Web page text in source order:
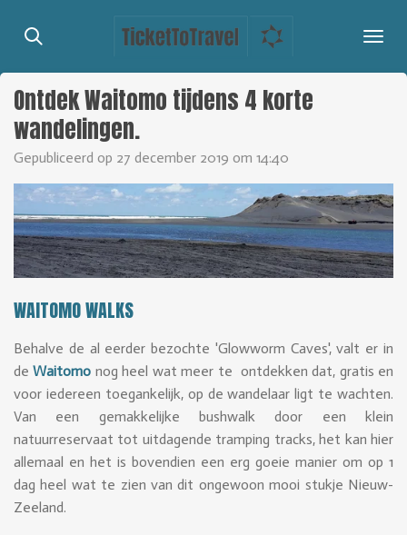
direct
de
hoofdinhoud
Ontdek Waitomo tijdens 4 korte
wandelingen.
Gepubliceerd op 27 december 2019 om 14:40
WAITOMO WALKS
Behalve de al eerder bezochte 'Glowworm Caves', valt er in
deWaitomo nog heel wat meer te ontdekken dat, gratis en
voor iedereen toegankelijk, op de wandelaar ligt te wachten.
Van een gemakkelijke bushwalk door een klein
natuurreservaat tot uitdagende tramping tracks, het kan hier
allemaal en het is bovendien een erg goeie manier om op 1
dag heel wat te zien van dit ongewoon mooi stukje Nieuw-
Zeeland.